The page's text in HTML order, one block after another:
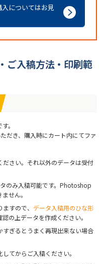
についてはお見
ご入稿方法・印刷範
。
だき、購入時にカート内にてファ
ださい。それ以外のデータは受付
のみ入稿可能です。Photoshop
せん。
すので、 データ入稿用のひな形
の上データを作成ください。
ぎるとうまく再現出来ない場合
てからご入稿ください。